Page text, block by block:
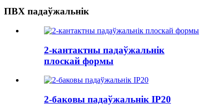
ПВХ падаўжальнік
2-кантактны падаўжальнік
плоскай формы
2-баковы падаўжальнік IP20